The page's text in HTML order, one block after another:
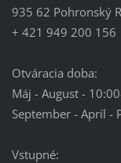
935 62 Pohronský
+ 421 949 200 156
Otváracia doba:
Máj - August -
September - Apríl -
Vstupné: